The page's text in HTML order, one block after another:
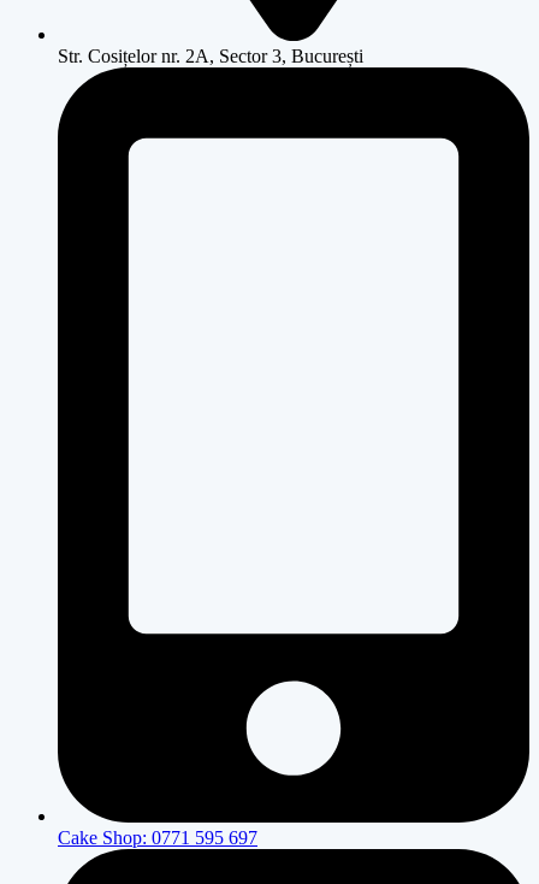
Str. Cosițelor nr. 2A, Sector 3, București
Cake Shop: 0771 595 697